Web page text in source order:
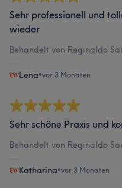
Sehr professionell und
wieder
Behandelt von Reginaldo
Lena•vor 3 Monaten
Sehr schöne Praxis und
Behandelt von Reginaldo
Katharina•vor 3 Monaten